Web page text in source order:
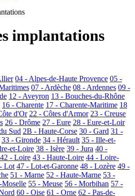
implantations
04 - Alpes-de-Haute Provence 05 -
07 - Ardèche 08 - Ardennes 09 -
12 - Aveyron 13 - Bouches-du-Rhône
16 - Charente 17 - Charente-Maritime 18
d'Or 22 - Côtes d'Armor 23 - Creuse
26 - Drôme 27 - Eure 28 - Eure-et-Loir
Sud 2B - Haute-Corse 30 - Gard 31 -
33 - Gironde 34 - Hérault 35 - Ille-et-
et-Loire 38 - Isère 39 - Jura 40 -
42 - Loire 43 - Haute-Loire 44 - Loire-
Lot 47 - Lot-et-Garonne 48 - Lozère 49 -
51 - Marne 52 - Haute-Marne 53 -
Moselle 55 - Meuse 56 - Morbihan 57 -
60 - Oise 61 - Orne 62 - Pas-de-